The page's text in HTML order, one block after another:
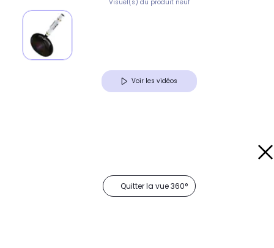
Visuel(s) du produit neuf
Voir les vidéos
Quitter la vue 360°